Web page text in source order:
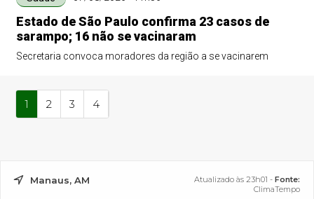
Estado de São Paulo confirma 23 casos de
sarampo; 16 não se vacinaram
Secretaria convoca moradores da região a se vacinarem
1 2 3 4
Manaus, AM Atualizado às 23h01 - Fonte:
ClimaTempo